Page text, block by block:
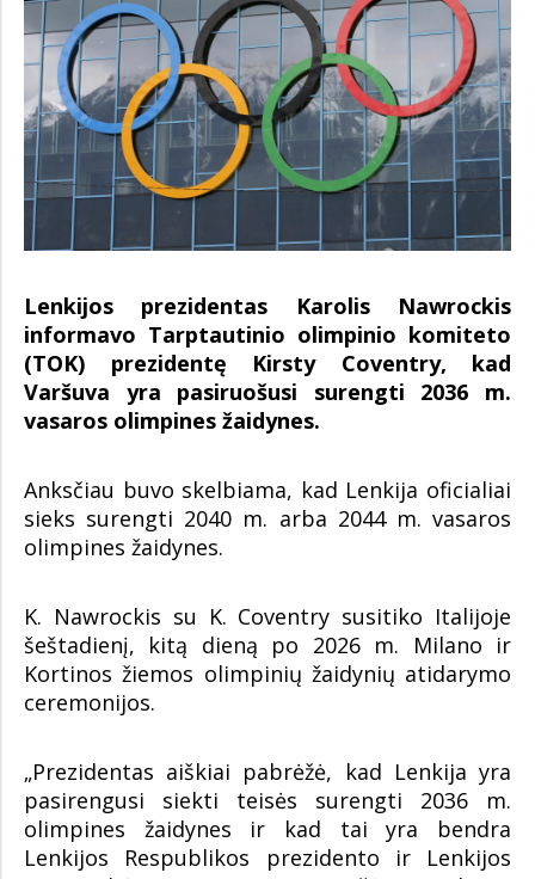
Lenkijos prezidentas Karolis Nawrockis
informavo Tarptautinio olimpinio komiteto
(TOK) prezidentę Kirsty Coventry, kad
Varšuva yra pasiruošusi surengti 2036 m.
vasaros olimpines žaidynes.
Anksčiau buvo skelbiama, kad Lenkija oficialiai
sieks surengti 2040 m. arba 2044 m. vasaros
olimpines žaidynes.
K. Nawrockis su K. Coventry susitiko Italijoje
šeštadienį, kitą dieną po 2026 m. Milano ir
Kortinos žiemos olimpinių žaidynių atidarymo
ceremonijos.
„Prezidentas aiškiai pabrėžė, kad Lenkija yra
pasirengusi siekti teisės surengti 2036 m.
olimpines žaidynes ir kad tai yra bendra
Lenkijos Respublikos prezidento ir Lenkijos